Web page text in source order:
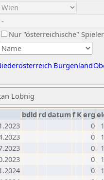
Nur "österreichische"
Burgenland
Lobnig
bdld rd datumf Kerg
0
0
0
0
0